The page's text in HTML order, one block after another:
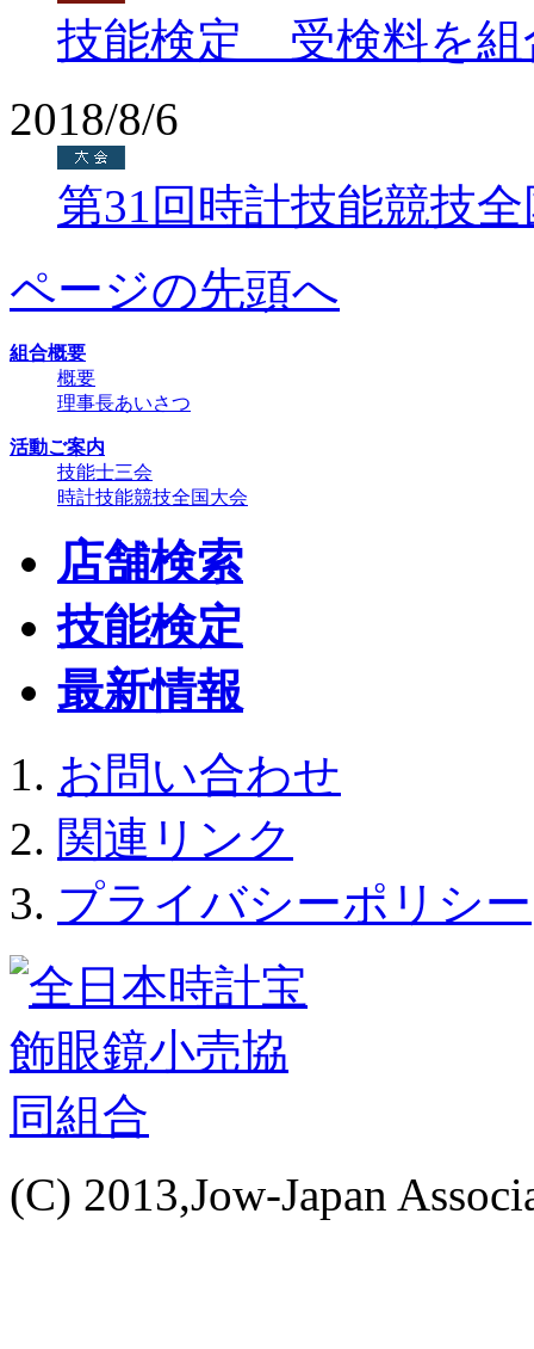
技能検定 受検料を組
2018/8/6
第31回時計技能競技
ページの先頭へ
組合概要
概要
理事長あいさつ
活動ご案内
技能士三会
時計技能競技全国大会
店舗検索
技能検定
最新情報
お問い合わせ
関連リンク
プライバシーポリシー
(C) 2013,Jow-Japan